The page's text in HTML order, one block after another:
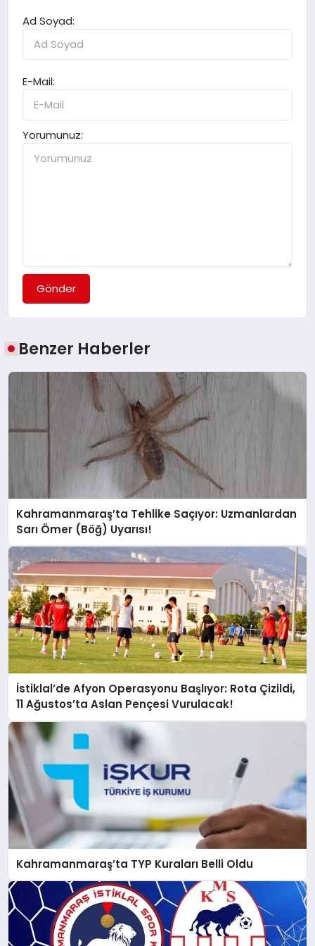
Ad Soyad:
E-Mail:
Yorumunuz:
Gönder
Benzer Haberler
Kahramanmaraş’ta Tehlike Saçıyor: Uzmanlardan
Sarı Ömer (Böğ) Uyarısı!
İstiklal’de Afyon Operasyonu Başlıyor: Rota Çizildi,
11 Ağustos’ta Aslan Pençesi Vurulacak!
Kahramanmaraş’ta TYP Kuraları Belli Oldu